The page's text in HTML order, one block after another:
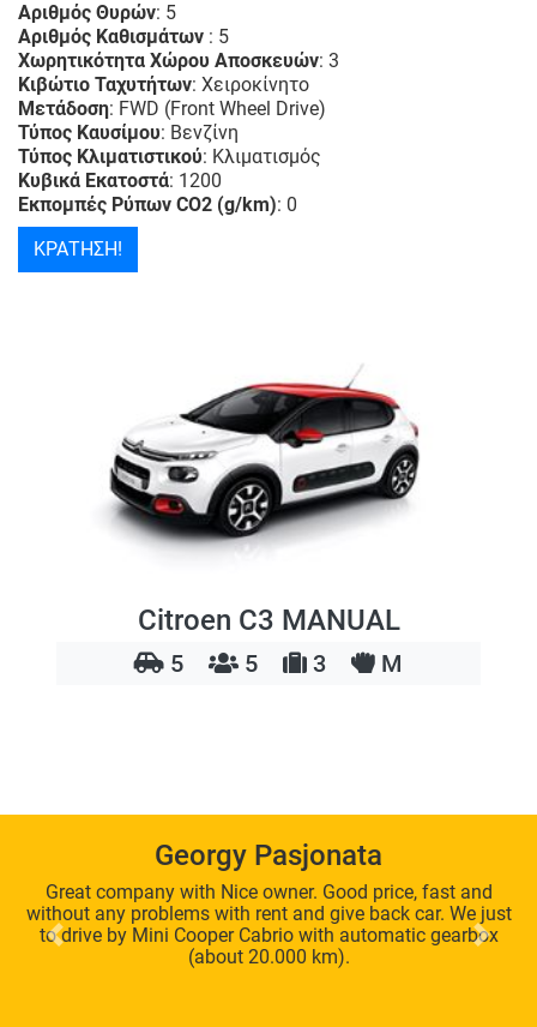
Αριθμός Θυρών: 5
Αριθμός Καθισμάτων : 5
Χωρητικότητα Χώρου Αποσκευών: 3
Κιβώτιο Ταχυτήτων: Χειροκίνητο
Μετάδοση: FWD (Front Wheel Drive)
Τύπος Καυσίμου: Βενζίνη
Τύπος Κλιματιστικού: Κλιματισμός
Κυβικά Εκατοστά: 1200
Εκπομπές Ρύπων CO2 (g/km): 0
ΚΡΑΤΗΣΗ!
Citroen C3 MANUAL
5 5 3 M
Georgy Pasjonata
Great company with Nice owner. Good price, fast and
without any problems with rent and give back car. We just
to drive by Mini Cooper Cabrio with automatic gearbox
(about 20.000 km).
Previous Next